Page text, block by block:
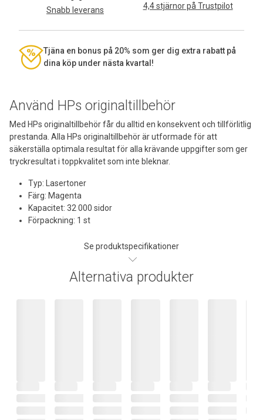
Använd HPs originaltillbehör
Med HPs originaltillbehör får du alltid en konsekvent och tillförlitlig
prestanda. Alla HPs originaltillbehör är utformade för att
säkerställa optimala resultat för alla krävande uppgifter som ger
tryckresultat i toppkvalitet som inte bleknar.
Typ: Lasertoner
Färg: Magenta
Kapacitet: 32 000 sidor
Förpackning: 1 st
Se produktspecifikationer
Snabb leverans 4,4 stjärnor på Trustpilot
Tjäna en bonus på 20% som ger dig extra rabatt på
dina köp under nästa kvartal!
Alternativa produkter